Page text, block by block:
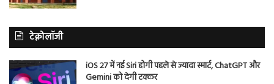
टेक्नोलॉजी
iOS 27 में नई Siri होगी पहले से ज्यादा स्मार्ट, ChatGPT और
Gemini को देगी टक्कर